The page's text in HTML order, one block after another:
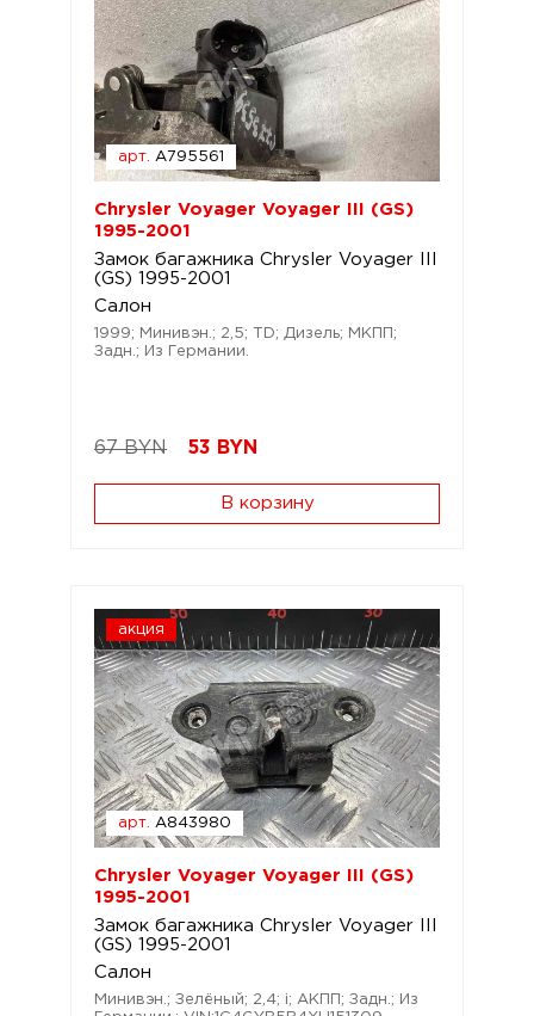
арт. A795561
Chrysler Voyager Voyager III (GS)
1995-2001
Замок багажника Chrysler Voyager III
(GS) 1995-2001
Салон
1999; Минивэн.; 2,5; TD; Дизель; МКПП;
Задн.; Из Германии.
67 BYN 53 BYN
В корзину
акция
арт. A843980
Chrysler Voyager Voyager III (GS)
1995-2001
Замок багажника Chrysler Voyager III
(GS) 1995-2001
Салон
Минивэн.; Зелёный; 2,4; i; АКПП; Задн.; Из